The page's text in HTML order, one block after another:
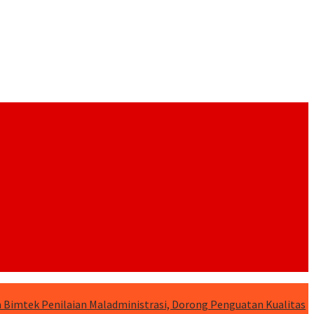
Bimtek Penilaian Maladministrasi, Dorong Penguatan Kualitas